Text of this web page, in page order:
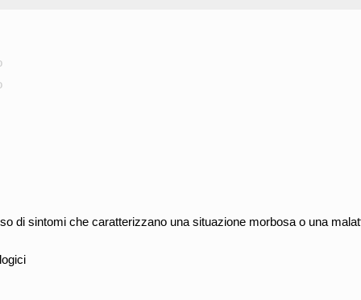
di sintomi che caratterizzano una situazione morbosa o una